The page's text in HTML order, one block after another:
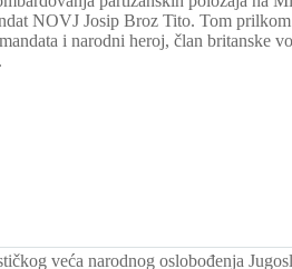
NOVJ Josip Broz Tito. Tom
i narodni heroj, član britanske
veća narodnog oslobođenja